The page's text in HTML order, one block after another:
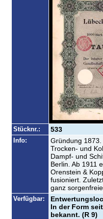
Stücknr.: 533
Info:
Gründung
Trocken- und
Dampf- und
Berlin. Ab 1911
Orenstein &
fusioniert.
ganz
Verfügbar:
In der Form
bekannt. (R 9)